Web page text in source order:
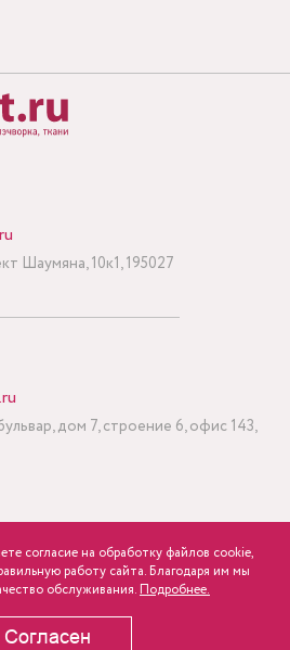
Минимальный заказ ткани от 3 метров
В КОРЗИНУ
Шаумяна, 10к1, 195027
дом 7, строение 6, офис 143,
конфиденциальности
НА НОВОСТИ
согласие на обработку файлов cookie,
работу сайта. Благодаря им мы
обслуживания. Подробнее.
Согласен